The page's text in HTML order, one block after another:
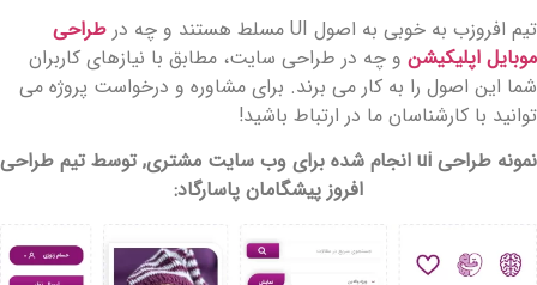
تیم افروزب به خوبی به اصول UI مسلط هستند و چه در
طراحی
موبایل اپلیکیشنو چه در طراحی سایت، مطابق با نیازهای کاربران
شما این اصول را به کار می برند. برای مشاوره و درخواست پروژه می
توانید با کارشناسان ما در ارتباط باشید!
نمونه طراحی ui انجام شده برای وب سایت مشتری, توسط تیم طراحی
افروز پیشگامان پاسارگاد: